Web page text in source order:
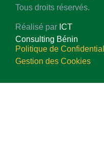
Tous droits réservés.
Réalisé par ICT
Consulting Bénin
Politique de
Gestion des Cookies